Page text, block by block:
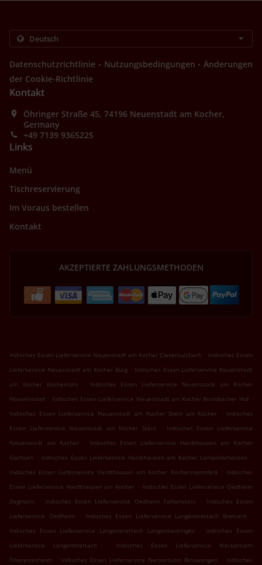
Datenschutzrichtlinie . Nutzungsbedingungen . Änderungen
der Cookie-Richtlinie
Kontakt
Öhringer Straße 45, 74196 Neuenstadt am Kocher,
Germany
+49 7139 9365225
Links
Menü
Tischreservierung
Im Voraus bestellen
Kontakt
AKZEPTIERTE ZAHLUNGSMETHODEN
Indisches Essen Lieferservice Neuenstadt am Kocher Cleversulzbach . Indisches Essen
Lieferservice Neuenstadt am Kocher Bürg . Indisches Essen Lieferservice Neuenstadt
am Kocher Kochertürn
.
Indisches Essen Lieferservice Neuenstadt am Kocher
Hösselinshof . Indisches Essen Lieferservice Neuenstadt am Kocher Brambacher Hof .
Indisches Essen Lieferservice Neuenstadt am Kocher Stein am Kocher
. Indisches
Essen Lieferservice Neuenstadt am Kocher Stein
.
Indisches Essen Lieferservice
Neuenstadt am Kocher
.
Indisches Essen Lieferservice Hardthausen am Kocher
Gochsen
. Indisches Essen Lieferservice Hardthausen am Kocher Lampoldshausen
.
Indisches Essen Lieferservice Hardthausen am Kocher Kochersteinsfeld
. Indisches
Essen Lieferservice Hardthausen am Kocher . Indisches Essen Lieferservice Oedheim
Degmarn
. Indisches Essen Lieferservice Oedheim Falkenstein .
Indisches Essen
Lieferservice Oedheim
. Indisches Essen Lieferservice Langenbrettach Brettach
.
Indisches Essen Lieferservice Langenbrettach Langenbeutingen
. Indisches Essen
Lieferservice Langenbrettach
.
Indisches Essen Lieferservice Neckarsulm
Obereisesheim
. Indisches Essen Lieferservice Neckarsulm Binswangen . Indisches